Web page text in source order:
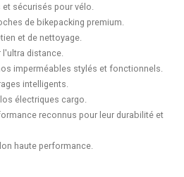
sécurisés pour vélo.
de bikepacking premium.
et de nettoyage.
distance.
imperméables stylés et fonctionnels.
intelligents.
électriques cargo.
reconnus pour leur durabilité et
haute performance.